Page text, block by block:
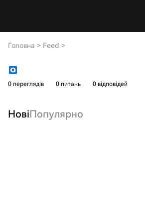
Головна > Feed >
0 переглядів 0 питань 0 відповідей
НовіПопулярно